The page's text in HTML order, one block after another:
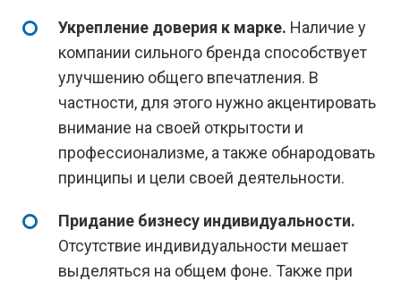
Укрепление доверия к марке. Наличие у
компании сильного бренда способствует
улучшению общего впечатления. В
частности, для этого нужно акцентировать
внимание на своей открытости и
профессионализме, а также обнародовать
принципы и цели своей деятельности.
Придание бизнесу индивидуальности.
Отсутствие индивидуальности мешает
выделяться на общем фоне. Также при